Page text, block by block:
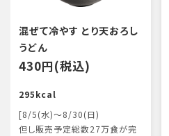
混ぜて冷やす とり天おろし
うどん
430円(税込)
295kcal
[8/5(水)～8/30(日)
但し販売予定総数27万食が完